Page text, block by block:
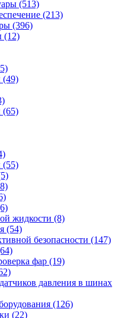
(513)
(213)
(396)
(12)
(49)
(65)
(55)
жидкости (8)
(54)
безопасности (147)
фар (19)
давления в шинах
(126)
(22)